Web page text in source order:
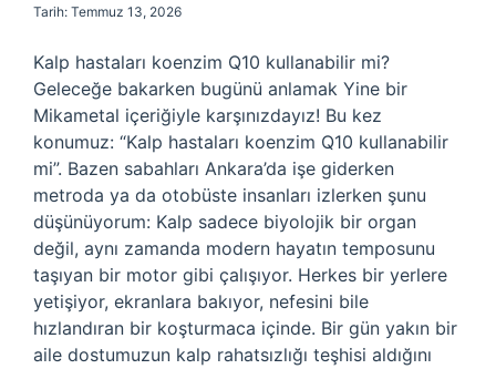
Tarih: Temmuz 13, 2026
Kalp hastaları koenzim Q10 kullanabilir mi?
Geleceğe bakarken bugünü anlamak Yine bir
Mikametal içeriğiyle karşınızdayız! Bu kez
konumuz: “Kalp hastaları koenzim Q10 kullanabilir
mi”. Bazen sabahları Ankara’da işe giderken
metroda ya da otobüste insanları izlerken şunu
düşünüyorum: Kalp sadece biyolojik bir organ
değil, aynı zamanda modern hayatın temposunu
taşıyan bir motor gibi çalışıyor. Herkes bir yerlere
yetişiyor, ekranlara bakıyor, nefesini bile
hızlandıran bir koşturmaca içinde. Bir gün yakın bir
aile dostumuzun kalp rahatsızlığı teşhisi aldığını